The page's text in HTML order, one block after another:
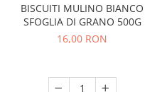
BISCUITI MULINO BIANCO
SFOGLIA DI GRANO 500G
16,00 RON